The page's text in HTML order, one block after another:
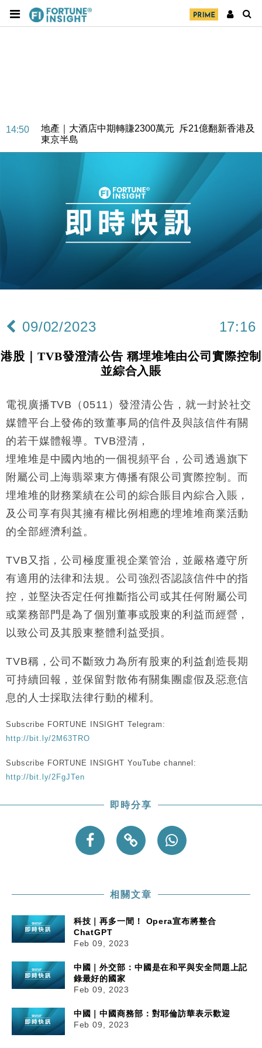
14:50
地產｜大酒店中期轉賺2300萬元 斥21億翻新香港及
東京半島
國際｜特朗普赴洛杉磯高球場活動前 男子攜槍彈被捕
財經｜香港7月PMI回落至51 企業擴張放慢兼縮減人
財經｜黑石傳再籌逾360億美元 支援Anthropic租用
Google晶片
10:57
財經｜美商務部擬擴大金屬關稅範圍 14類產品或加徵
本地｜新世界K11 9月升級會員制度 增鉑金卡級別鎖
16:33
財經｜滙控重啟最多10億美元回購 派息比率目標維持
15:59
財經｜SA售股自救後再出手 斥4億美元押注未上市公
市場落地
14:50
地產｜大酒店中期轉賺2300萬元 斥21億翻新香港及
12:30
財經｜香港7月PMI回落至51 企業擴張放慢兼縮減人
手
11:40
財經｜黑石傳再籌逾360億美元 支援Anthropic租用
Google晶片
10:57
財經｜美商務部擬擴大金屬關稅範圍 14類產品或加徵
18:15
本地｜新世界K11 9月升級會員制度 增鉑金卡級別鎖
定高消費客群
17:40
財經｜本港6月零售額連升14個月 珠寶鐘錶銷售升勢
最強
16:33
財經｜滙控重啟最多10億美元回購 派息比率目標維持
50%
09/02/2023 17:16
港股｜TVB發澄清公告 稱埋堆堆由公司實際控制
並綜合入賬
電視廣播TVB（0511）發澄清公告，就一封於社交
媒體平台上發佈的致董事局的信件及與該信件有關
的若干媒體報導。TVB澄清，
埋堆堆是中國內地的一個視頻平台，公司透過旗下
附屬公司上海翡翠東方傳播有限公司實際控制。而
埋堆堆的財務業績在公司的綜合賬目內綜合入賬，
及公司享有與其擁有權比例相應的埋堆堆商業活動
的全部經濟利益。
TVB又指，公司極度重視企業管治，並嚴格遵守所
有適用的法律和法規。公司強烈否認該信件中的指
控，並堅決否定任何推斷指公司或其任何附屬公司
或業務部門是為了個別董事或股東的利益而經營，
以致公司及其股東整體利益受損。
TVB稱，公司不斷致力為所有股東的利益創造長期
可持續回報，並保留對散佈有關集團虛假及惡意信
息的人士採取法律行動的權利。
Subscribe FORTUNE INSIGHT Telegram:
http://bit.ly/2M63TRO
Subscribe FORTUNE INSIGHT YouTube channel:
http://bit.ly/2FgJTen
即時分享
相關文章
科技｜再多一間！ Opera宣布將整合
ChatGPT
Feb 09, 2023
中國｜外交部：中國是在和平與安全問題上記
錄最好的國家
Feb 09, 2023
中國｜中國商務部：對耶倫訪華表示歡迎
Feb 09, 2023